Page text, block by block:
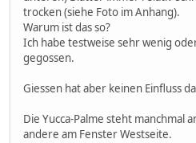
trocken (siehe Foto im Anhang).
Warum ist das so?
Ich habe testweise sehr wenig
gegossen.
Giessen hat aber keinen Einfluss
Die Yucca-Palme steht manchmal
andere am Fenster Westseite.